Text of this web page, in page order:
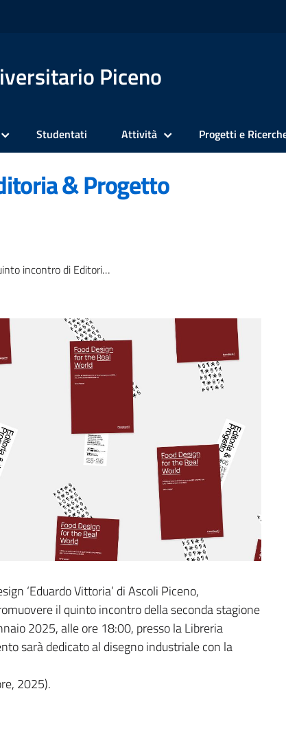
Piceno
Studentati Attività Progetti e
& Progetto
incontro di Editoria & Progetto 2025/26
‘Eduardo Vittoria’ di Ascoli Piceno,
il quinto incontro della seconda stagione
2025, alle ore 18:00, presso la Libreria
sarà dedicato al disegno industriale con la
2025).